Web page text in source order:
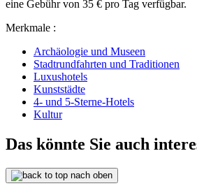
eine Gebühr von 35 € pro Tag verfügbar.
Merkmale :
Archäologie und Museen
Stadtrundfahrten und Traditionen
Luxushotels
Kunststädte
4- und 5-Sterne-Hotels
Kultur
Das könnte Sie auch
nach oben